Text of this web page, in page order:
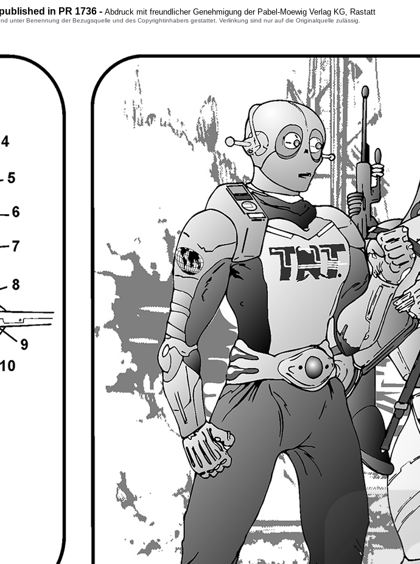
in PR 1736 - Abdruck mit freundlicher Genehmigung der Pabel-Moewig Verlag KG, Rastatt
Benennung der Bezugsquelle und des Copyrightinhabers gestattet. Verlinkung sind nur auf die Originalquelle zulässig.